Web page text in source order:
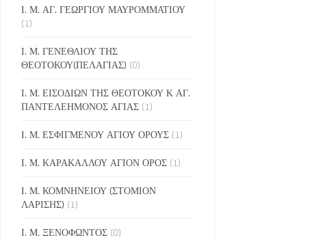
Ι. Μ. ΑΓ. ΓΕΩΡΓΙΟΥ ΜΑΥΡΟΜΜΑΤΙΟΥ
(1)
Ι. Μ. ΓΕΝΕΘΛΙΟΥ ΤΗΣ
ΘΕΟΤΟΚΟΥ(ΠΕΛΑΓΙΑΣ) (0)
Ι. Μ. ΕΙΣΟΔΙΩΝ ΤΗΣ ΘΕΟΤΟΚΟΥ Κ ΑΓ.
ΠΑΝΤΕΛΕΗΜΟΝΟΣ ΑΓΙΑΣ (1)
Ι. Μ. ΕΣΦΙΓΜΕΝΟΥ ΑΓΙΟΥ ΟΡΟΥΣ (1)
Ι. Μ. ΚΑΡΑΚΑΛΛΟΥ ΑΓΙΟΝ ΟΡΟΣ (1)
Ι. Μ. ΚΟΜΝΗΝΕΙΟΥ (ΣΤΟΜΙΟΝ
ΛΑΡΙΣΗΣ) (1)
Ι. Μ. ΞΕΝΟΦΩΝΤΟΣ (0)